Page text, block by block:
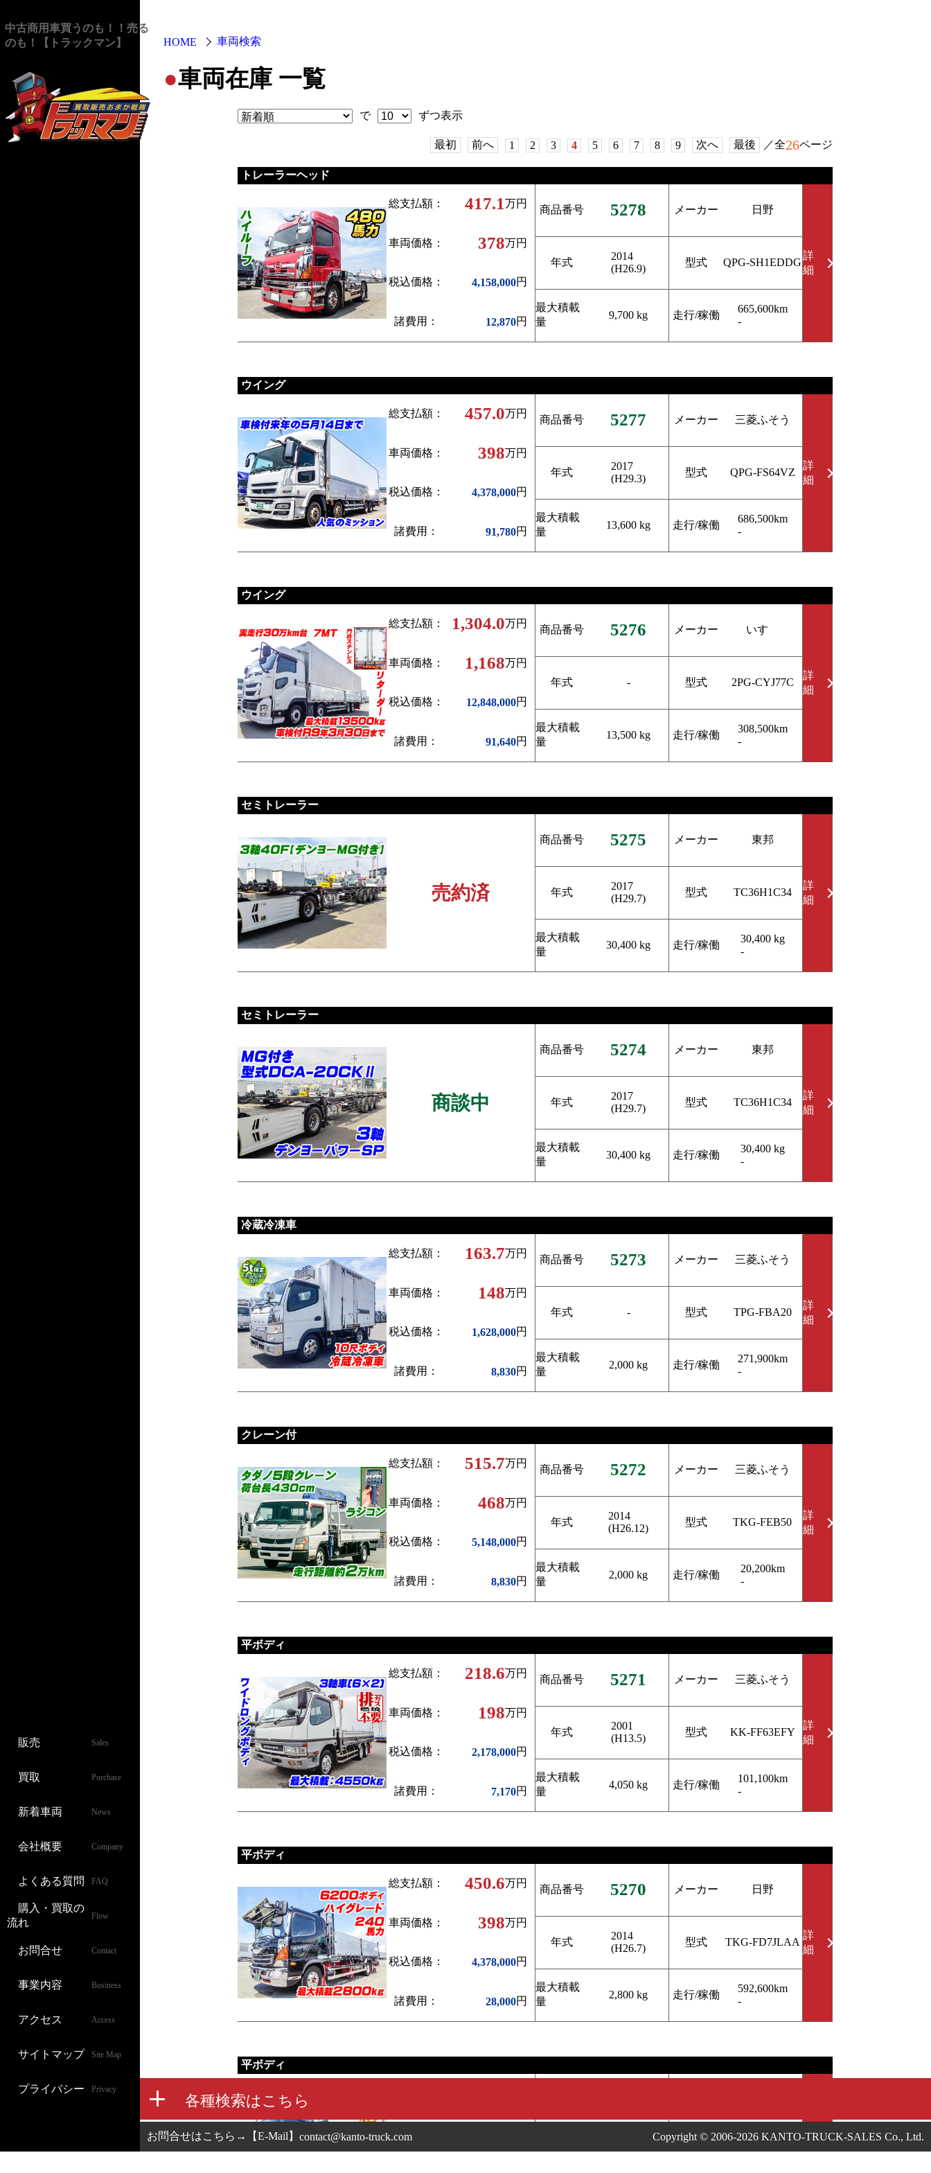
中古商用車買うのも！！売る
のも！【トラックマン】
販売 Sales
買取 Purchase
新着車両 News
会社概要 Company
よくある質問 FAQ
購入・買取の
流れ
Flow
お問合せ Contact
事業内容 Business
アクセス Access
サイトマップ Site Map
プライバシー Privacy
HOME 車両検索
●車両在庫 一覧
で ずつ表示
最初 前へ 1 2 3 4 5 6 7 8 9 次へ 最後 ／全26ページ
トレーラーヘッド
総支払額： 417.1万円
車両価格： 378万円
税込価格： 4,158,000円
諸費用： 12,870円
商品番号 5278 メーカー 日野
年式
2014
(H26.9)
型式 QPG-SH1EDDG
最大積載
量
9,700 kg 走行/稼働
665,600km
-
詳
細
ウイング
総支払額： 457.0万円
車両価格： 398万円
税込価格： 4,378,000円
諸費用： 91,780円
商品番号 5277 メーカー 三菱ふそう
年式
2017
(H29.3)
型式 QPG-FS64VZ
最大積載
量
13,600 kg 走行/稼働
686,500km
-
詳
細
ウイング
総支払額： 1,304.0万円
車両価格： 1,168万円
税込価格： 12,848,000円
諸費用： 91,640円
商品番号 5276 メーカー いすゞ
年式 - 型式 2PG-CYJ77C
最大積載
量
13,500 kg 走行/稼働
308,500km
-
詳
細
セミトレーラー
売約済
商品番号 5275 メーカー 東邦
年式
2017
(H29.7)
型式 TC36H1C34
最大積載
量
30,400 kg 走行/稼働
30,400 kg
-
詳
細
セミトレーラー
商談中
商品番号 5274 メーカー 東邦
年式
2017
(H29.7)
型式 TC36H1C34
最大積載
量
30,400 kg 走行/稼働
30,400 kg
-
詳
細
冷蔵冷凍車
総支払額： 163.7万円
車両価格： 148万円
税込価格： 1,628,000円
諸費用： 8,830円
商品番号 5273 メーカー 三菱ふそう
年式 - 型式 TPG-FBA20
最大積載
量
2,000 kg 走行/稼働
271,900km
-
詳
細
クレーン付
総支払額： 515.7万円
車両価格： 468万円
税込価格： 5,148,000円
諸費用： 8,830円
商品番号 5272 メーカー 三菱ふそう
年式
2014
(H26.12)
型式 TKG-FEB50
最大積載
量
2,000 kg 走行/稼働
20,200km
-
詳
細
平ボディ
総支払額： 218.6万円
車両価格： 198万円
税込価格： 2,178,000円
諸費用： 7,170円
商品番号 5271 メーカー 三菱ふそう
年式
2001
(H13.5)
型式 KK-FF63EFY
最大積載
量
4,050 kg 走行/稼働
101,100km
-
詳
細
平ボディ
総支払額： 450.6万円
車両価格： 398万円
税込価格： 4,378,000円
諸費用： 28,000円
商品番号 5270 メーカー 日野
年式
2014
(H26.7)
型式 TKG-FD7JLAA
最大積載
量
2,800 kg 走行/稼働
592,600km
-
詳
細
平ボディ
売約済 年式 型式 PDG-FK62FZ
お問合せはこちら→【E-Mail】 contact@kanto-truck.com Copyright © 2006-2026 KANTO-TRUCK-SALES Co., Ltd.